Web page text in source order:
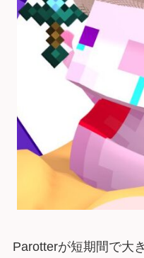
Parotterが短期間で大